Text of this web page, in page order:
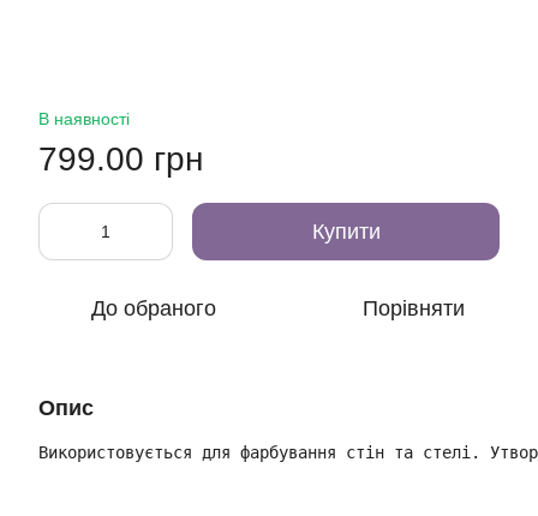
В наявності
799.00 грн
Купити
До обраного Порівняти
Опис
Використовується для фарбування стін та стелі.